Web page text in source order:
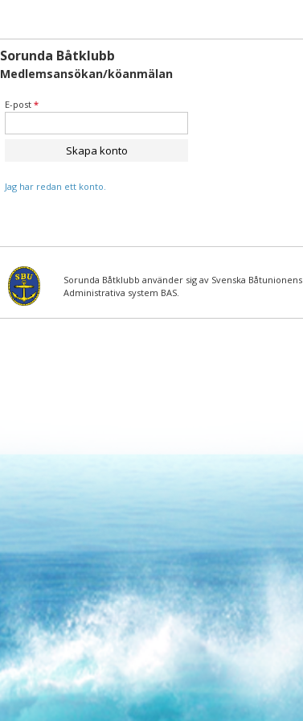
Sorunda Båtklubb
Medlemsansökan/köanmälan
E-post *
Skapa konto
Jag har redan ett konto.
Sorunda Båtklubb använder sig av Svenska Båtunionens
Administrativa system BAS.